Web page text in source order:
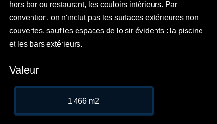
hors bar ou restaurant, les couloirs intérieurs. Par
convention, on n'inclut pas les surfaces extérieures non
couvertes, sauf les espaces de loisir évidents : la piscine
et les bars extérieurs.
Valeur
1 466 m2